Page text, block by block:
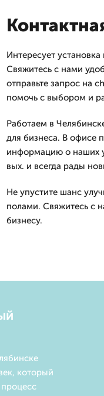
Интересует
Свяжитесь с нами
отправьте запрос на
помочь с выбором и
Работаем в
для бизнеса. В офисе
информацию о наших
вых. и всегда рады
Не упустите шанс
полами. Свяжитесь с
бизнесу.
который
процесс